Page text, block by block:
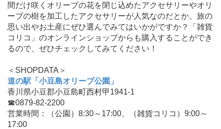
間だけ咲くオリーブの花を閉じ込めたアクセサリーやオリ
ーブの樹を加工したアクセサリーが人気なのだとか。旅の
思い出やお土産にぜひ選んでみてはいかがですか？「雑貨
コリコ」のオンラインショップからも購入することができ
るので、ぜひチェックしてみてください！
＜SHOPDATA＞
道の駅「小豆島オリーブ公園」
香川県小豆郡小豆島町西村甲1941-1
☎0879-82-2200
営業時間：（公園）8:30～17:00、（雑貨コリコ）9:00～
17:00